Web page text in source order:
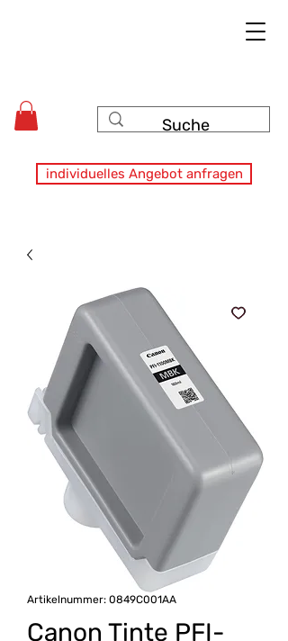
individuelles Angebot anfragen
Artikelnummer: 0849C001AA
Canon Tinte PFI-